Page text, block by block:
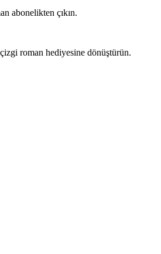
abonelikten çıkın.
roman hediyesine dönüştürün.